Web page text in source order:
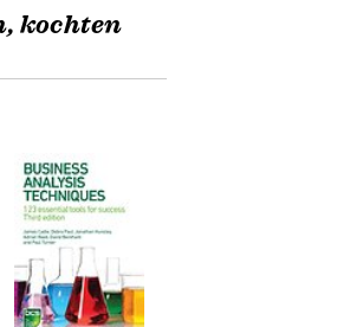
kochten